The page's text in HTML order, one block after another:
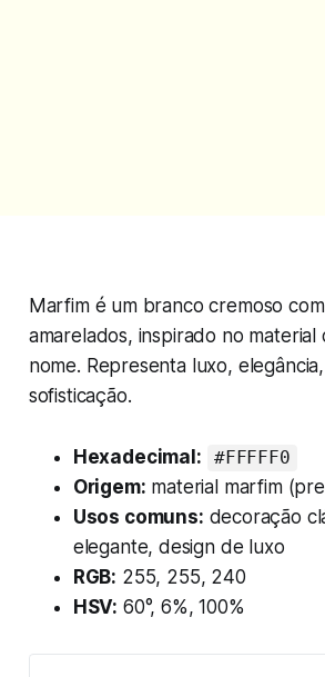
Marfim é um branco cremoso
amarelados, inspirado no material
nome. Representa luxo,
sofisticação.
Hexadecimal: #FFFFF0
Origem: material marfim
Usos comuns: decoração
elegante, design de luxo
RGB: 255, 255, 240
HSV: 60°, 6%, 100%